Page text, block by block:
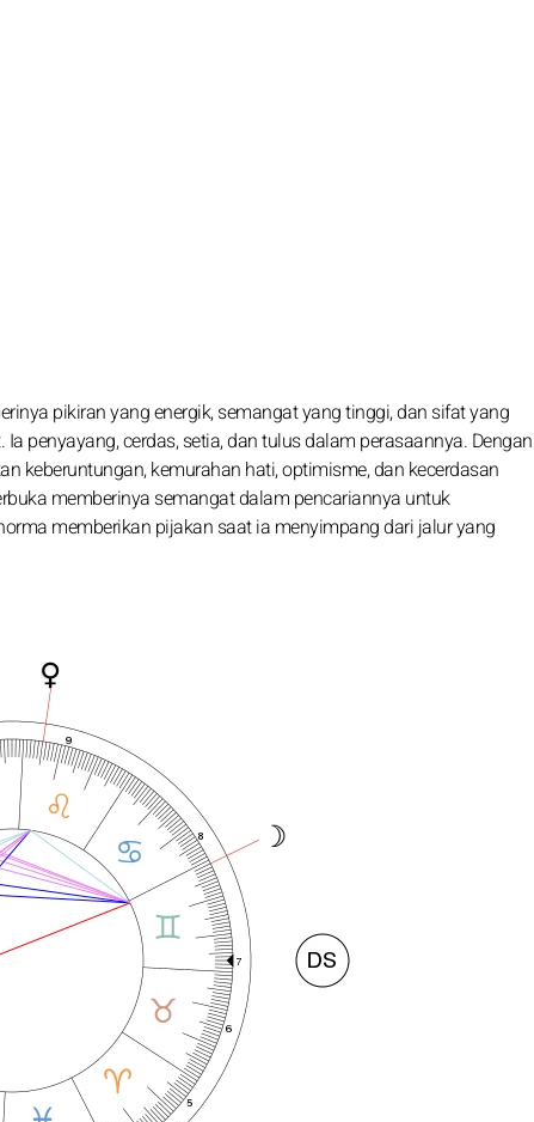
pikiran yang energik, semangat yang tinggi, dan sifat yang
penyayang, cerdas, setia, dan tulus dalam perasaannya. Dengan
keberuntungan, kemurahan hati, optimisme, dan kecerdasan
memberinya semangat dalam pencariannya untuk
memberikan pijakan saat ia menyimpang dari jalur yang